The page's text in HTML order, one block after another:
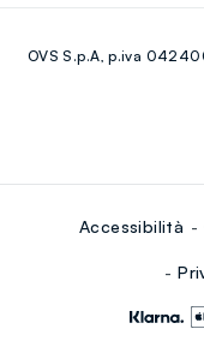
Youtube
OVS S.p.A, p.iva
Accessibilità